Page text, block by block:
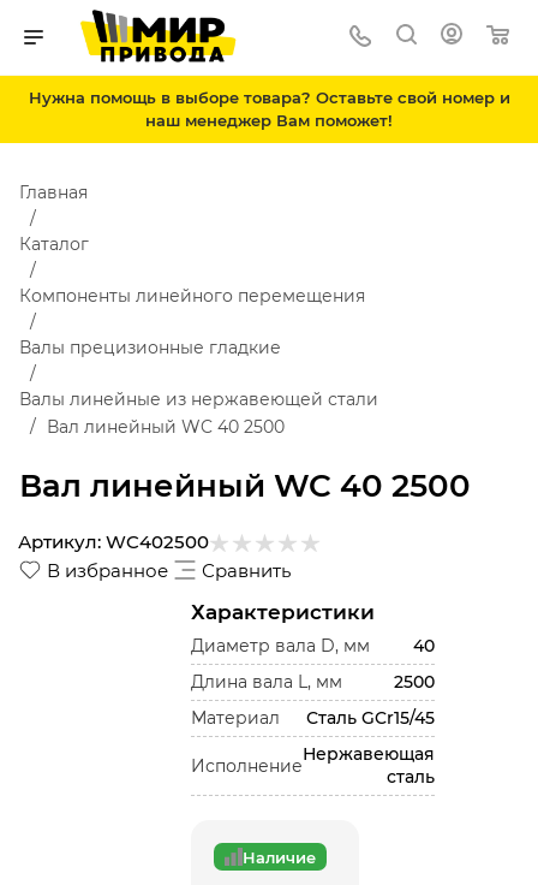
Нужна помощь в выборе товара? Оставьте свой номер и
наш менеджер Вам поможет!
Вал линейный WC 40 2500
Главная
Каталог
Компоненты линейного перемещения
Валы прецизионные гладкие
Валы линейные из нержавеющей стали
Вал линейный WC 40 2500
В избранное Сравнить
Артикул: WC402500
Характеристики
Диаметр вала D, мм
40
Длина вала L, мм
2500
Материал
Сталь GCr15/45
Исполнение
Нержавеющая
сталь
Наличие